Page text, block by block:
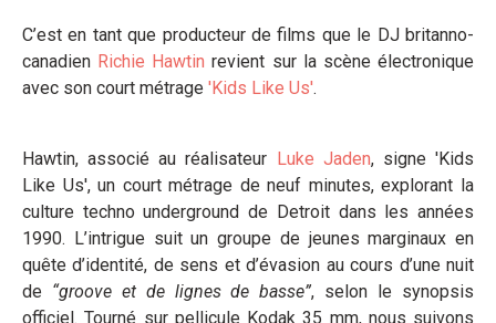
C’est en tant que producteur de films que le DJ britanno-
canadien Richie Hawtin revient sur la scène électronique
avec son court métrage 'Kids Like Us'.
Hawtin, associé au réalisateur Luke Jaden, signe 'Kids
Like Us', un court métrage de neuf minutes, explorant la
culture techno underground de Detroit dans les années
1990. L’intrigue suit un groupe de jeunes marginaux en
quête d’identité, de sens et d’évasion au cours d’une nuit
de “groove et de lignes debasse”, selon le synopsis
officiel. Tourné sur pellicule Kodak 35 mm, nous suivons